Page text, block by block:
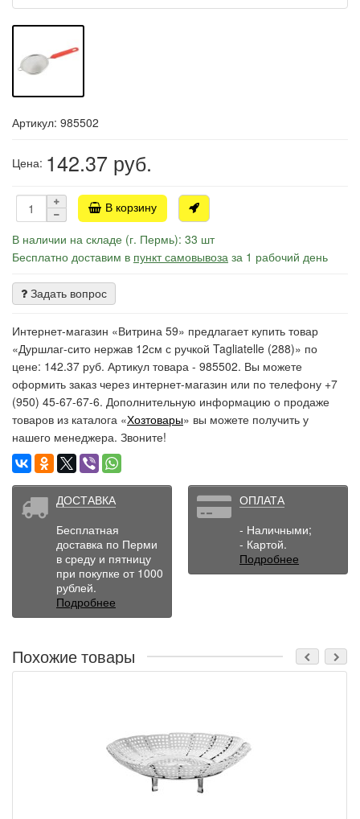
Артикул: 985502
Цена: 142.37 руб.
В корзину
В наличии на складе (г. Пермь): 33 шт
Бесплатно доставим в пункт самовывоза за 1 рабочий день
Задать вопрос
Интернет-магазин «Витрина 59» предлагает купить товар
«Дуршлаг-сито нержав 12см с ручкой Tagliatelle (288)» по
цене: 142.37 руб. Артикул товара - 985502. Вы можете
оформить заказ через интернет-магазин или по телефону +7
(950) 45-67-67-6. Дополнительную информацию о продаже
товаров из каталога «Хозтовары» вы можете получить у
нашего менеджера. Звоните!
ДОСТАВКА
Бесплатная
доставка по Перми
в среду и пятницу
при покупке от 1000
рублей.
Подробнее
ОПЛАТА
- Наличными;
- Картой.
Подробнее
Похожие товары